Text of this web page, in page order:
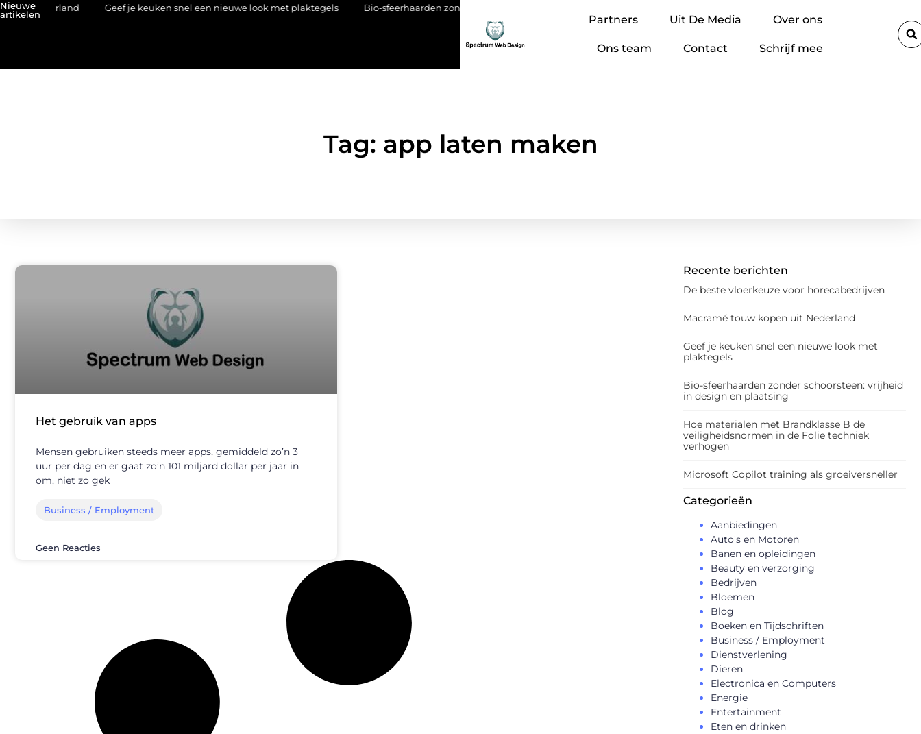
Nieuwe
artikelen
Geef je keuken snel een nieuwe look met plaktegels Bio-sfeerhaarden zonder schoorsteen: vrijheid in design en plaatsing
Partners Uit De Media Over ons
Ons team Contact Schrijf mee
Tag: app laten maken
Recente berichten
De beste vloerkeuze voor horecabedrijven
Macramé touw kopen uit Nederland
Geef je keuken snel een nieuwe look met
plaktegels
Bio-sfeerhaarden zonder schoorsteen: vrijheid
in design en plaatsing
Hoe materialen met Brandklasse B de
veiligheidsnormen in de Folie techniek
verhogen
Microsoft Copilot training als groeiversneller
Categorieën
Aanbiedingen
Auto's en Motoren
Banen en opleidingen
Beauty en verzorging
Bedrijven
Bloemen
Blog
Boeken en Tijdschriften
Business / Employment
Dienstverlening
Dieren
Electronica en Computers
Energie
Entertainment
Eten en drinken
Het gebruik van apps
Mensen gebruiken steeds meer apps, gemiddeld zo’n 3
uur per dag en er gaat zo’n 101 miljard dollar per jaar in
om, niet zo gek
Business / Employment
Geen Reacties